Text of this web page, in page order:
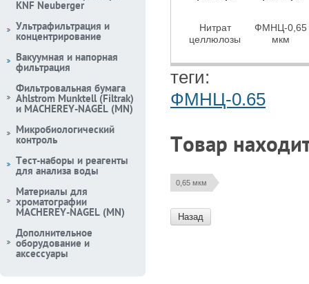
Нитрат
целлюлозы
ФМНЦ-0,65
мкм
теги:
ФМНЦ-0.65
Товар
0,65 мкм
Назад
KNF Neuberger
Ультрафильтрация и
концентрирование
Вакуумная и напорная
фильтрация
Фильтровальная бумага
Ahlstrom Munktell (Filtrak)
и MACHEREY-NAGEL (MN)
Микробиологический
контроль
Тест-наборы и реагенты
для анализа воды
Материалы для
хроматографии
MACHEREY-NAGEL (MN)
Дополнительное
оборудование и
аксессуары